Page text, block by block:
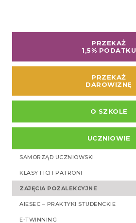
PRZEKAŻ
1,5% PODATKU
PRZEKAŻ
DAROWIZNĘ
O SZKOLE
UCZNIOWIE
SAMORZĄD UCZNIOWSKI
KLASY I ICH PATRONI
ZAJĘCIA POZALEKCYJNE
AIESEC – PRAKTYKI STUDENCKIE
E-TWINNING